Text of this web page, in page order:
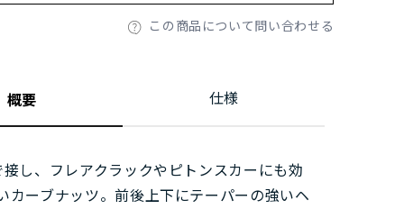
この商品について問い合わせる
概要 仕様
し、フレアクラックやピトンスカーにも効
カーブナッツ。前後上下にテーパーの強いヘ